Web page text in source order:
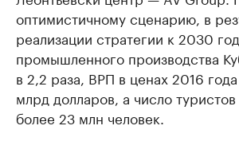
оптимистичному сценарию, в
реализации стратегии к 2030
промышленного производства
в 2,2 раза, ВРП в ценах 2016
млрд долларов, а число
более 23 млн человек.